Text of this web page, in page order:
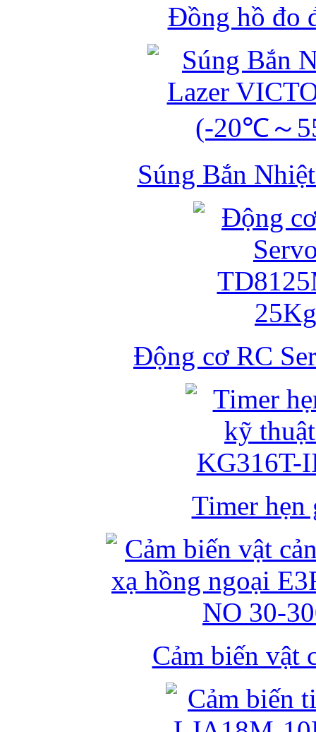
Đồng hồ đo
Súng Bắn
Động cơ RC
Timer hẹn
Cảm biến vật